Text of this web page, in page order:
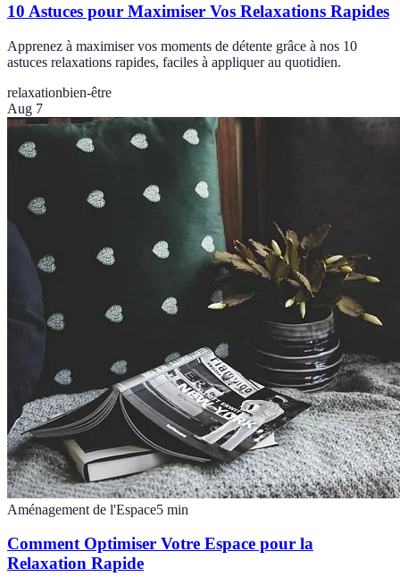
10 Astuces pour Maximiser Vos Relaxations Rapides
Apprenez à maximiser vos moments de détente grâce à nos 10
astuces relaxations rapides, faciles à appliquer au quotidien.
relaxationbien-être
Aug 7
Aménagement de l'Espace5 min
Comment Optimiser Votre Espace pour la
Relaxation Rapide